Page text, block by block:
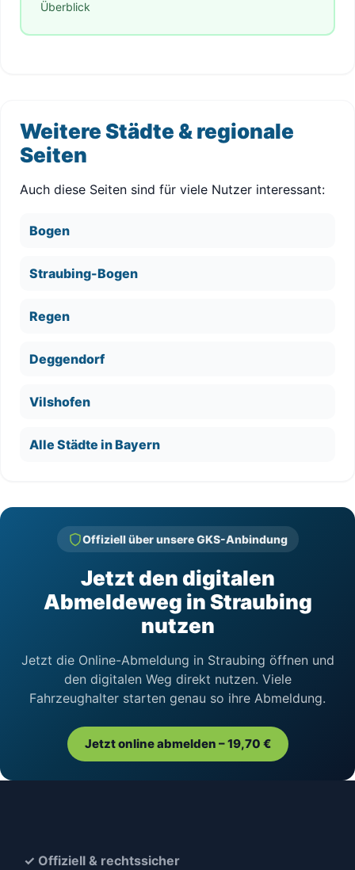
Überblick
Weitere Städte & regionale
Seiten
Auch diese Seiten sind für viele Nutzer interessant:
Bogen
Straubing-Bogen
Regen
Deggendorf
Vilshofen
Alle Städte in Bayern
Offiziell über unsere GKS-Anbindung
Jetzt den digitalen
Abmeldeweg in Straubing
nutzen
Jetzt die Online-Abmeldung in Straubing öffnen und
den digitalen Weg direkt nutzen. Viele
Fahrzeughalter starten genau so ihre Abmeldung.
Jetzt online abmelden – 19,70 €
✓ Offiziell & rechtssicher